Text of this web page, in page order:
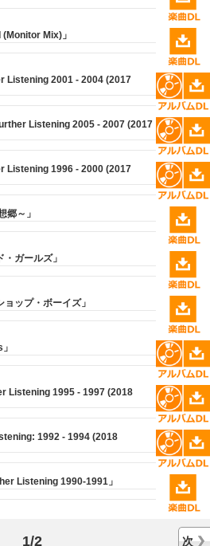
(Monitor Mix)」
Listening 2001 - 2004 (2017
Listening 2005 - 2007 (2017
Listening 1996 - 2000 (2017
郷～」
・ガールズ」
ョップ・ボーイズ」
1992 - 1994 (2018
Listening 1990-1991」
1/2 次